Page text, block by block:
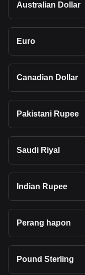
Australian Dollar
Euro
Canadian Dollar
Pakistani Rupee
Saudi Riyal
Indian Rupee
Perang hapon
Pound Sterling